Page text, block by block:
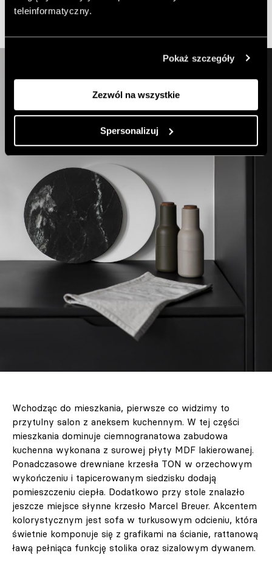
teleinformatyczny.
Pokaż szczegóły
Zezwól na wszystkie
Spersonalizuj
Wchodząc do mieszkania, pierwsze co widzimy to
przytulny salon z aneksem kuchennym. W tej części
mieszkania dominuje ciemnogranatowa zabudowa
kuchenna wykonana z surowej płyty MDF lakierowanej.
Ponadczasowe drewniane krzesła TON w orzechowym
wykończeniu i tapicerowanym siedzisku dodają
pomieszczeniu ciepła. Dodatkowo przy stole znalazło
jeszcze miejsce słynne krzesło Marcel Breuer. Akcentem
kolorystycznym jest sofa w turkusowym odcieniu, która
świetnie komponuje się z grafikami na ścianie, rattanową
ławą pełniąca funkcję stolika oraz sizalowym dywanem.